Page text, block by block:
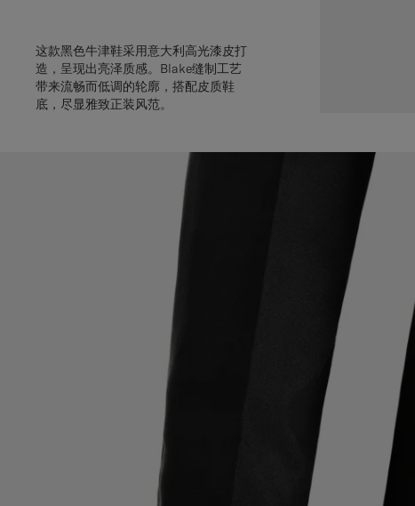
这款黑色牛津鞋采用意大利高光漆皮打
造，呈现出亮泽质感。Blake缝制工艺
带来流畅而低调的轮廓，搭配皮质鞋
底，尽显雅致正装风范。